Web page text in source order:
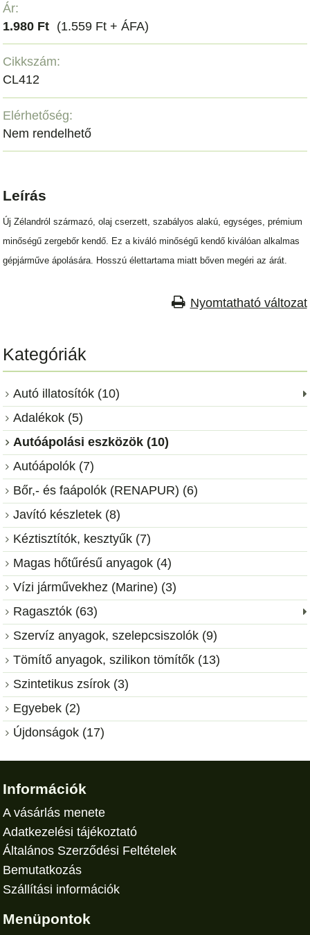
Ár:
1.980 Ft (1.559 Ft + ÁFA)
Cikkszám:
CL412
Elérhetőség:
Nem rendelhető
Leírás
Új Zélandról származó, olaj cserzett, szabályos alakú, egységes, prémium
minőségű zergebőr kendő. Ez a kiváló minőségű kendő kiválóan alkalmas
gépjárműve ápolására. Hosszú élettartama miatt bőven megéri az árát.
Nyomtatható változat
Kategóriák
Autó illatosítók (10)
Adalékok (5)
Autóápolási eszközök (10)
Autóápolók (7)
Bőr,- és faápolók (RENAPUR) (6)
Javító készletek (8)
Kéztisztítók, kesztyűk (7)
Magas hőtűrésű anyagok (4)
Vízi járművekhez (Marine) (3)
Ragasztók (63)
Szervíz anyagok, szelepcsiszolók (9)
Tömítő anyagok, szilikon tömítők (13)
Szintetikus zsírok (3)
Egyebek (2)
Újdonságok (17)
Információk
A vásárlás menete
Adatkezelési tájékoztató
Általános Szerződési Feltételek
Bemutatkozás
Szállítási információk
Menüpontok